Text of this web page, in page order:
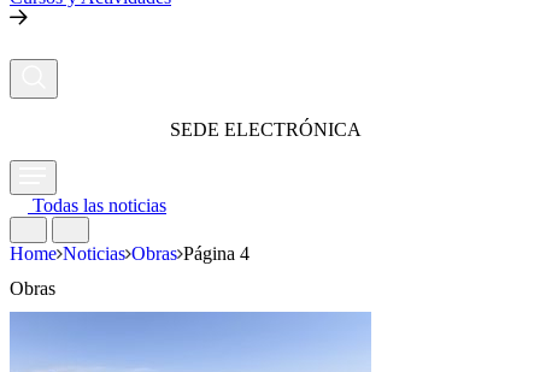
SEDE ELECTRÓNICA
Todas las noticias
Home Noticias Obras Página 4
Obras